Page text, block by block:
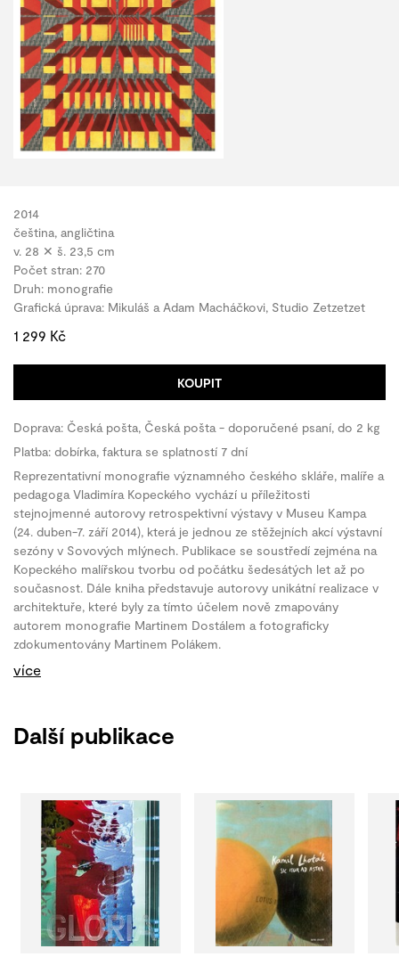
2014
čeština, angličtina
v. 28 ✕ š. 23,5 cm
Počet stran: 270
Druh: monografie
Grafická úprava: Mikuláš a Adam Macháčkovi, Studio Zetzetzet
1 299 Kč
KOUPIT
Doprava: Česká pošta, Česká pošta - doporučené psaní, do 2 kg
Platba: dobírka, faktura se splatností 7 dní
Reprezentativní monografie významného českého skláře, malíře a
pedagoga Vladimíra Kopeckého vychází u příležitosti
stejnojmenné autorovy retrospektivní výstavy v Museu Kampa
(24. duben-7. září 2014), která je jednou ze stěžejních akcí výstavní
sezóny v Sovových mlýnech. Publikace se soustředí zejména na
Kopeckého malířskou tvorbu od počátku šedesátých let až po
současnost. Dále kniha představuje autorovy unikátní realizace v
architektuře, které byly za tímto účelem nově zmapovány
autorem monografie Martinem Dostálem a fotograficky
zdokumentovány Martinem Polákem.
více
Další publikace